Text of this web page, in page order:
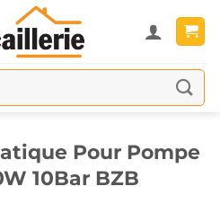
Pour Pompe
10Bar BZB